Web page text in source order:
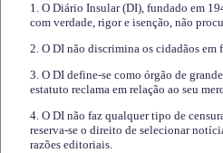
1. O Diário Insular (DI), fundado em
com verdade, rigor e isenção, não
2. O DI não discrimina os cidadãos em
3. O DI define-se como órgão de
estatuto reclama em relação ao seu
4. O DI não faz qualquer tipo de
reserva-se o direito de selecionar
razões editoriais.